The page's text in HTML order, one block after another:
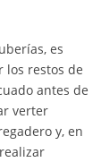
es
los restos de
antes de
verter
y, en